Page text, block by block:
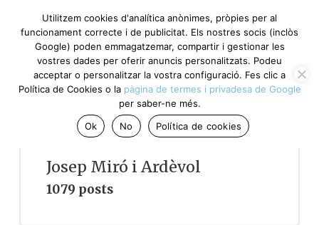
Josep Miró i Ardèvol
1079 posts
Utilitzem cookies d'analítica anònimes, pròpies per al
funcionament correcte i de publicitat. Els nostres socis (inclòs
Google) poden emmagatzemar, compartir i gestionar les
vostres dades per oferir anuncis personalitzats. Podeu
acceptar o personalitzar la vostra configuració. Fes clic a
Política de Cookies o la pàgina de termes i privadesa de Google
per saber-ne més.
Ok
No Política de cookies